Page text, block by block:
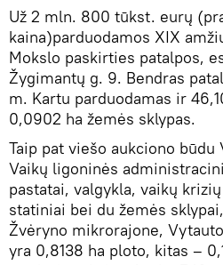
Už 2 mln. 800 tūkst. eurų
kaina)parduodamos XIX
Mokslo paskirties patalpos,
Žygimantų g. 9. Bendras
m. Kartu parduodamas ir
0,0902 ha žemės sklypas.
Taip pat viešo aukciono
Vaikų ligoninės
pastatai, valgykla, vaikų
statiniai bei du žemės
Žvėryno mikrorajone,
yra 0,8138 ha ploto, kitas –